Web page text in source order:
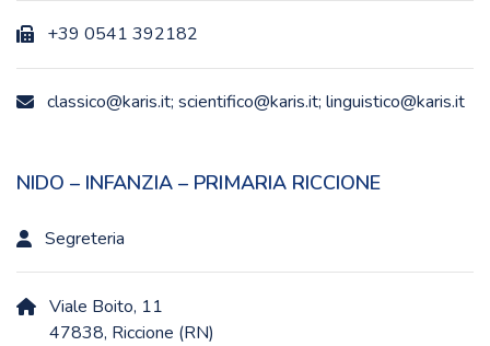
+39 0541 392182
classico@karis.it; scientifico@karis.it; linguistico@karis.it
NIDO – INFANZIA – PRIMARIA RICCIONE
Segreteria
Viale Boito, 11
47838, Riccione (RN)